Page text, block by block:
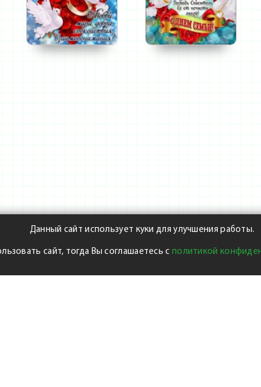
Данный сайт использует куки для улучшения работы.
сайт, тогда Вы соглашаетесь с политикой